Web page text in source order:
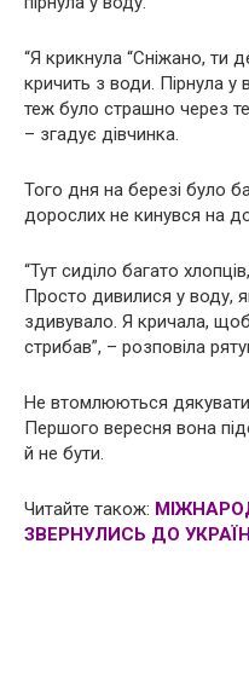
“Я крикнула “Сніжано, ти
кричить з води. Пірнула у
теж було страшно через
– згадує дівчинка.
Того дня на березі було
дорослих не кинувся на
“Тут сиділо багато
Просто дивилися у воду,
здивувало. Я кричала,
стрибав”, – розповіла
Не втомлюються дякувати
Першого вересня вона
й не бути.
Читайте також:
ЗВЕРНУЛИСЬ ДО